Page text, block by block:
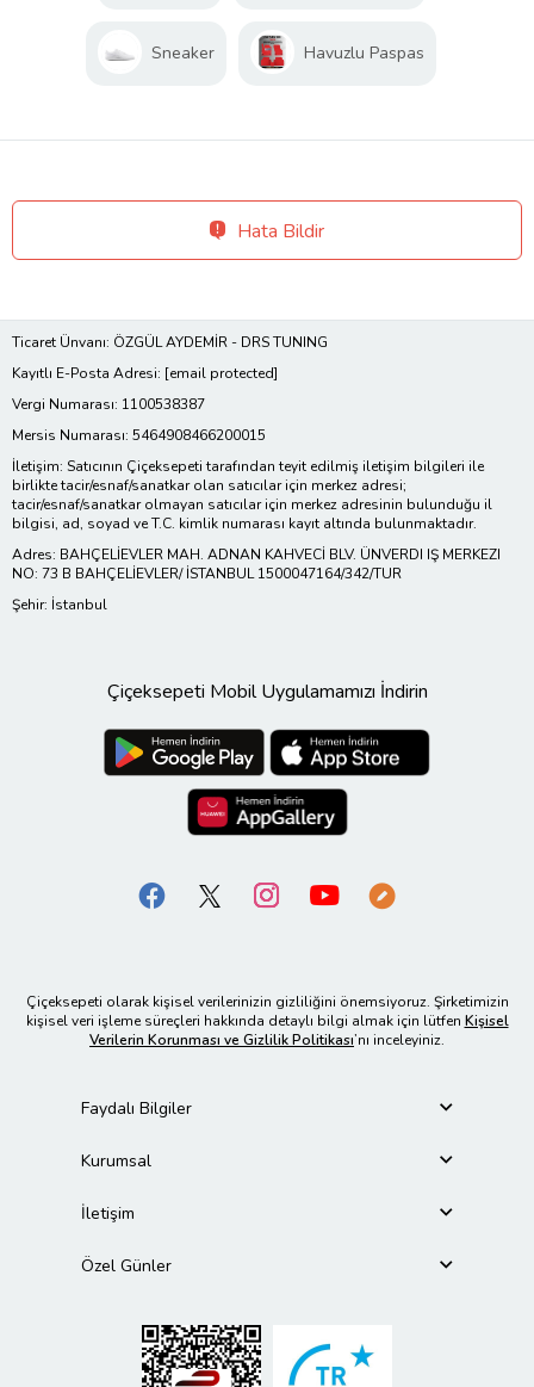
Sneaker Havuzlu Paspas
Hata Bildir
Ticaret Ünvanı: ÖZGÜL AYDEMİR - DRS TUNING
Kayıtlı E-Posta Adresi: [email protected]
Vergi Numarası: 1100538387
Mersis Numarası: 5464908466200015
İletişim: Satıcının Çiçeksepeti tarafından teyit edilmiş iletişim bilgileri ile
birlikte tacir/esnaf/sanatkar olan satıcılar için merkez adresi;
tacir/esnaf/sanatkar olmayan satıcılar için merkez adresinin bulunduğu il
bilgisi, ad, soyad ve T.C. kimlik numarası kayıt altında bulunmaktadır.
Adres: BAHÇELİEVLER MAH. ADNAN KAHVECİ BLV. ÜNVERDI IŞ MERKEZI
NO: 73 B BAHÇELİEVLER/ İSTANBUL 1500047164/342/TUR
Şehir: İstanbul
Çiçeksepeti Mobil Uygulamamızı İndirin
Çiçeksepeti olarak kişisel verilerinizin gizliliğini önemsiyoruz. Şirketimizin
kişisel veri işleme süreçleri hakkında detaylı bilgi almak için lütfen Kişisel
Verilerin Korunması ve Gizlilik Politikası’nı inceleyiniz.
Faydalı Bilgiler
Kurumsal
İletişim
Özel Günler